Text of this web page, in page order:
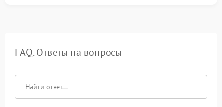
FAQ. Ответы на вопросы